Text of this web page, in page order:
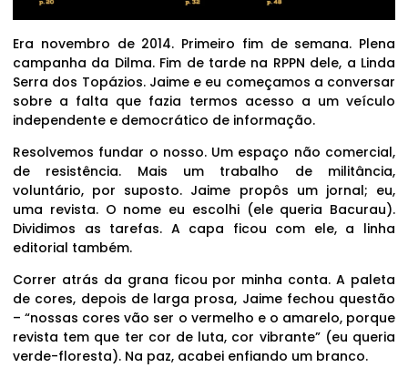
Era novembro de 2014. Primeiro fim de semana. Plena
campanha da Dilma. Fim de tarde na RPPN dele, a Linda
Serra dos Topázios. Jaime e eu começamos a conversar
sobre a falta que fazia termos acesso a um veículo
independente e democrático de informação.
Resolvemos fundar o nosso. Um espaço não comercial,
de resistência. Mais um trabalho de militância,
voluntário, por suposto. Jaime propôs um jornal; eu,
uma revista. O nome eu escolhi (ele queria Bacurau).
Dividimos as tarefas. A capa ficou com ele, a linha
editorial também.
Correr atrás da grana ficou por minha conta. A paleta
de cores, depois de larga prosa, Jaime fechou questão
– “nossas cores vão ser o vermelho e o amarelo, porque
revista tem que ter cor de luta, cor vibrante” (eu queria
verde-floresta). Na paz, acabei enfiando um branco.